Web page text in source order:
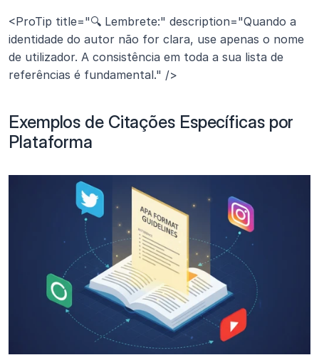
<ProTip title="🔍 Lembrete:" description="Quando a
identidade do autor não for clara, use apenas o nome
de utilizador. A consistência em toda a sua lista de
referências é fundamental." />
Exemplos de Citações Específicas por
Plataforma